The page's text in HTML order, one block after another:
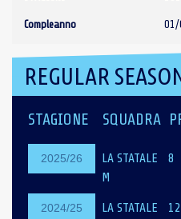
Compleanno 01/
REGULAR
STAGIONE SQUADRA
2025/26
LA STATALE
M
8
2024/25
LA STATALE
12